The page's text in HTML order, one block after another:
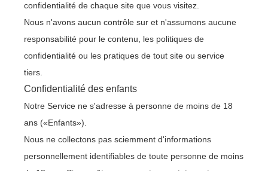
confidentialité de chaque site que vous visitez.
Nous n'avons aucun contrôle sur et n'assumons aucune
responsabilité pour le contenu, les politiques de
confidentialité ou les pratiques de tout site ou service
tiers.
Confidentialité des enfants
Notre Service ne s'adresse à personne de moins de 18
ans («Enfants»).
Nous ne collectons pas sciemment d'informations
personnellement identifiables de toute personne de moins